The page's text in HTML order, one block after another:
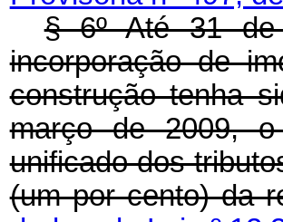
§ 6º Até 31 de
incorporação de
construção tenha
março de 2009, o
unificado dos
(um por cento) da